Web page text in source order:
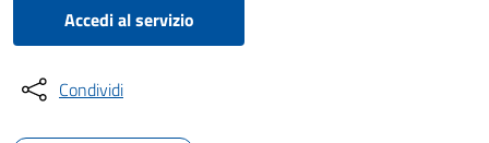
Accedi al servizio
Condividi